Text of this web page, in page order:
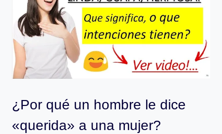
¿Por qué un hombre le dice
«querida» a una mujer?